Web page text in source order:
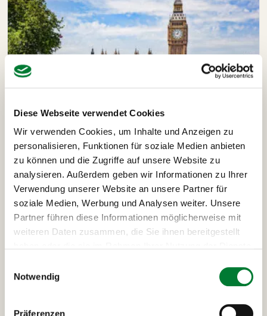
Diese Webseite verwendet Cookies
Wir verwenden Cookies, um Inhalte und Anzeigen zu
personalisieren, Funktionen für soziale Medien anbieten
zu können und die Zugriffe auf unsere Website zu
analysieren. Außerdem geben wir Informationen zu Ihrer
Verwendung unserer Website an unsere Partner für
soziale Medien, Werbung und Analysen weiter. Unsere
Partner führen diese Informationen möglicherweise mit
weiteren Daten zusammen, die Sie ihnen bereitgestellt
Notwendig
Präferenzen
London-Guide-Reiseleiter
4. Juni 2026
London Highlights und Sehenswürdigkeiten: der Guide
von deinem Reiseleiter Warum London nach dem ersten
Besuch nicht mehr loslässt. Von Sören · Reiseleiter bei
MANGO Tours · Lesezeit 6 Minuten Die wichtigsten
Parliament mit Big Ben, Westminster Abbey,
Buckingham Palace und Trafalgar Square […]